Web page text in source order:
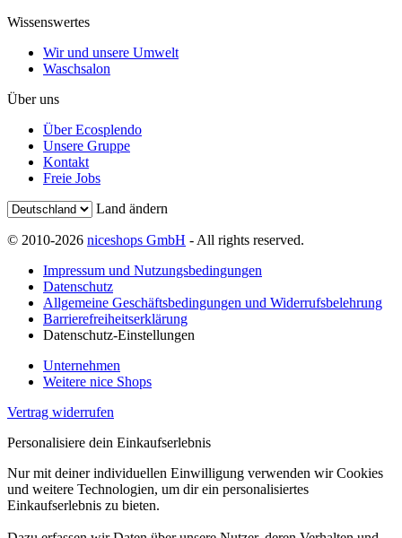
Wissenswertes
Wir und unsere Umwelt
Waschsalon
Über uns
Über Ecosplendo
Unsere Gruppe
Kontakt
Freie Jobs
Land ändern
© 2010-2026 niceshops GmbH - All rights reserved.
Impressum und Nutzungsbedingungen
Datenschutz
Allgemeine Geschäftsbedingungen und Widerrufsbelehrung
Barrierefreiheitserklärung
Datenschutz-Einstellungen
Unternehmen
Weitere nice Shops
Vertrag widerrufen
Personalisiere dein Einkaufserlebnis
Nur mit deiner individuellen Einwilligung verwenden wir Cookies
und weitere Technologien, um dir ein personalisiertes
Einkaufserlebnis zu bieten.